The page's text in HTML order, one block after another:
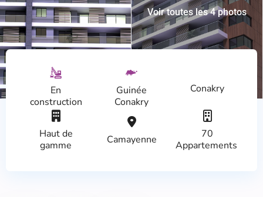
Voir toutes les 4 photos
En
construction
Guinée
Conakry
Conakry
Haut de
gamme
Camayenne
70
Appartements